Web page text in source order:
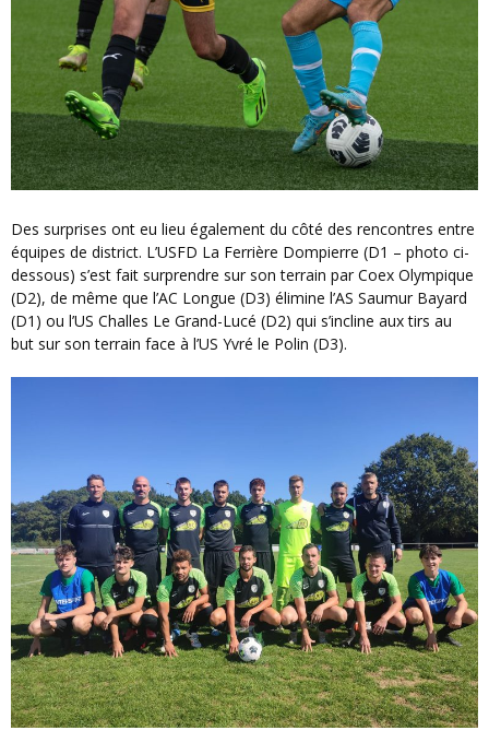
Des surprises ont eu lieu également du côté des rencontres entre
équipes de district. L’USFD La Ferrière Dompierre (D1 – photo ci-
dessous) s’est fait surprendre sur son terrain par Coex Olympique
(D2), de même que l’AC Longue (D3) élimine l’AS Saumur Bayard
(D1) ou l’US Challes Le Grand-Lucé (D2) qui s’incline aux tirs au
but sur son terrain face à l’US Yvré le Polin (D3).